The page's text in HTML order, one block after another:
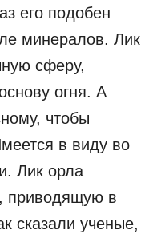
его подобен
минералов. Лик
сферу,
огня. А
чтобы
в виду во
Лик орла
приводящую в
сказали ученые,